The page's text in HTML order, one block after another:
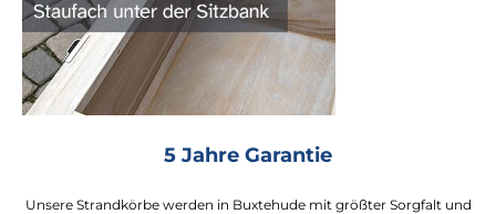
5 Jahre Garantie
Unsere Strandkörbe werden in Buxtehude mit größter Sorgfalt und